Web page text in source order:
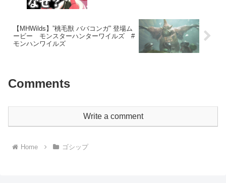
【MHWilds】”桃毛獣 ババコンガ” 登場ム
ービー モンスターハンターワイルズ #
モンハンワイルズ
Comments
Write a comment
Home ゴシップ